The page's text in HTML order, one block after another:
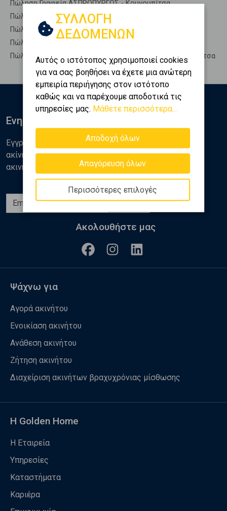
Πώληση Γραφεία ΑΣΠΡΟΠΥΡΓΟΣ - Κουνουπίτσα
Πώληση Καταστήματα ΑΣΠΡΟΠΥΡΓΟΣ - Κουνουπίτσα
Πώληση Ξενοδοχεία ΑΣΠΡΟΠΥΡΓΟΣ - Κουνουπίτσα
Πώληση Πάρκινγκ ΑΣΠΡΟΠΥΡΓΟΣ - Κουνουπίτσα
Πώληση Πώληση επιχείρησης ΑΣΠΡΟΠΥΡΓΟΣ - Κουνουπίτσα
ΣΥΛΛΟΓΗ
ΔΕΔΟΜΕΝΩΝ
Αυτός ο ιστότοπος χρησιμοποιεί cookies
για να σας βοηθήσει να έχετε μια ανώτερη
εμπειρία περιήγησης στον ιστότοπο
καθώς και να παρέχουμε αποδοτικά τις
υπηρεσίες μας. Μάθετε περισσότερα...
Αποδοχή όλων
Απαγόρευση όλων
Περισσότερες επιλογές
Ενημερωθείτε
Εγγραφείτε στο newsletter της Golden Home για νέα
ακίνητα, αναλύσεις και διάφορα θέματα της αγοράς
ακινήτων
Εγγραφή
Ακολουθήστε μας
Ψάχνω για
Αγορά ακινήτου
Ενοικίαση ακινήτου
Ανάθεση ακινήτου
Ζήτηση ακινήτου
Διαχείριση ακινήτων βραχυχρόνιας μίσθωσης
Η Golden Home
Η Εταιρεία
Υπηρεσίες
Καταστήματα
Καριέρα